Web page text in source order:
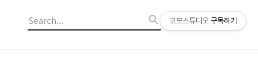
코모스튜디오 구독하기